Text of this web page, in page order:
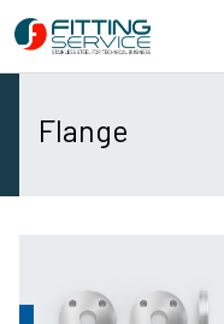
Flange